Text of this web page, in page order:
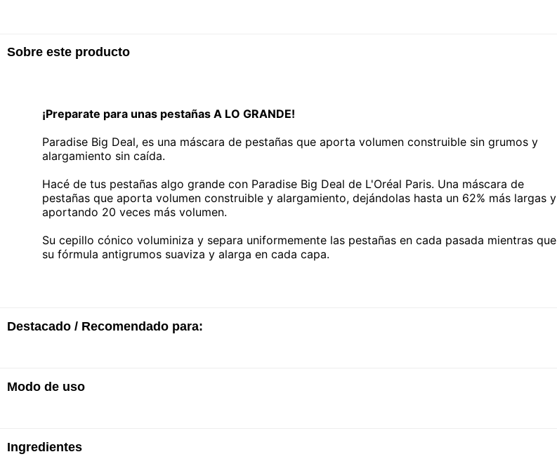
Sobre este producto
¡Preparate para unas pestañas A LO GRANDE!
Paradise Big Deal, es una máscara de pestañas que aporta volumen construible sin grumos y
alargamiento sin caída.
Hacé de tus pestañas algo grande con Paradise Big Deal de L'Oréal Paris. Una máscara de
pestañas que aporta volumen construible y alargamiento, dejándolas hasta un 62% más largas y
aportando 20 veces más volumen.
Su cepillo cónico voluminiza y separa uniformemente las pestañas en cada pasada mientras que
su fórmula antigrumos suaviza y alarga en cada capa.
Destacado / Recomendado para:
· Aporta volumen
· Cepillo cónico
Modo de uso
cubrir cada pestaña con la fórmula.
Ingredientes